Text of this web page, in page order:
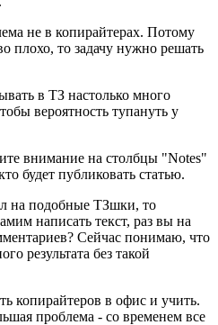
не в копирайтерах. Потому
плохо, то задачу нужно решать
в ТЗ настолько много
вероятность тупануть у
внимание на столбцы "Notes"
будет публиковать статью.
на подобные ТЗшки, то
написать текст, раз вы на
Сейчас понимаю, что
результата без такой
копирайтеров в офис и учить.
проблема - со временем все